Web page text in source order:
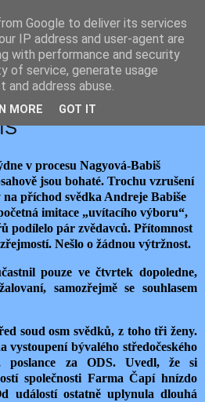
DEN PROCESU
v procesu Nagyová-Babiš
jsou bohaté. Trochu vzrušení
příchod svědka Andreje Babiše
imitace „uvítacího výboru“,
podílelo pár zvědavců. Přítomnost
Nešlo o žádnou výtržnost.
pouze ve čtvrtek dopoledne,
samozřejmě se souhlasem
soud osm svědků, z toho tři ženy.
vystoupení bývalého středočeského
poslance za ODS. Uvedl, že si
společnosti Farma Čapí hnízdo
událostí ostatně uplynula dlouhá
Google to deliver its services
IP address and user-agent are
with performance and security
of service, generate usage
address abuse.
MORE GOT IT